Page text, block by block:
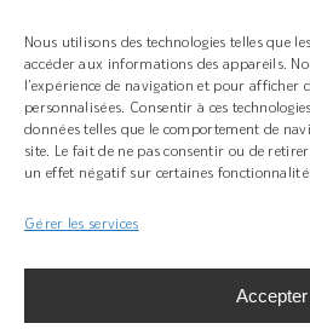
Nous utilisons des technologies telles que
accéder aux informations des appareils.
l’expérience de navigation et pour afficher
personnalisées. Consentir à ces
données telles que le comportement de
site. Le fait de ne pas consentir ou de
un effet négatif sur certaines
Gérer les services
Accepter
+ 33(0)3 89 58 45 45
Z.I Bois l’Abbesse, 68660
grad-system.com